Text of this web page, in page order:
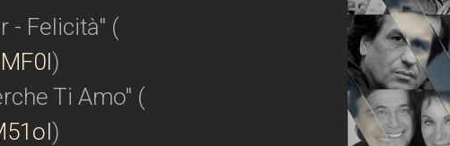
- Felicità" (
)
Ti Amo" (
)